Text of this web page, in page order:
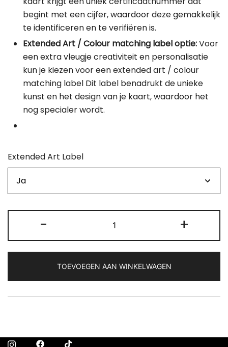
begint met een cijfer, waardoor deze gemakkelijk
te identificeren en te verifiëren is.
Extended Art / Colour matching label optie:Voor
een extra vleugje creativiteit en personalisatie
kun je kiezen voor een extended art / colour
matching label Dit label benadrukt de unieke
kunst en het design van je kaart, waardoor het
nog specialer wordt.
Extended Art Label
-
-
Standaard
(Incl.
subgrades)
aantal
+
TOEVOEGEN AAN WINKELWAGEN